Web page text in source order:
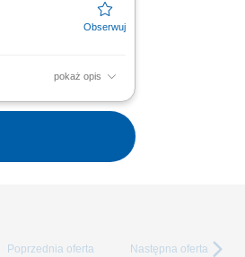
pokaż opis
Poprzednia oferta Następna oferta